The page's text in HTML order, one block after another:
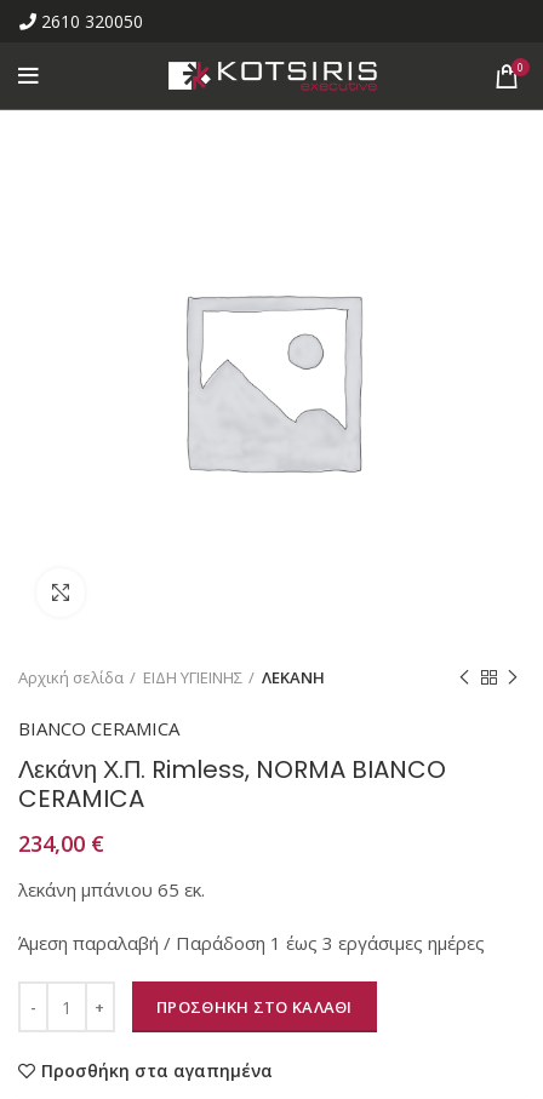
2610 320050
0
Αρχική σελίδα ΕΙΔΗ ΥΓΙΕΙΝΗΣ ΛΕΚΑΝΗ
BIANCO CERAMICA
Λεκάνη Χ.Π. Rimless, NORMA BIANCO
CERAMICA
234,00 €
λεκάνη μπάνιου 65 εκ.
Άμεση παραλαβή / Παράδοση 1 έως 3 εργάσιμες ημέρες
ΠΡΟΣΘΗΚΗ ΣΤΟ ΚΑΛΑΘΙ
Προσθήκη στα αγαπημένα